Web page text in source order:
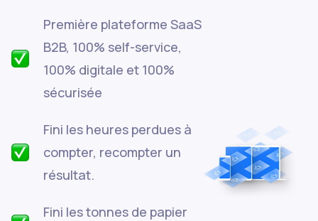
Première plateforme SaaS
B2B, 100% self-service,
100% digitale et 100%
sécurisée
Fini les heures perdues à
compter, recompter un
résultat.
Fini les tonnes de papier